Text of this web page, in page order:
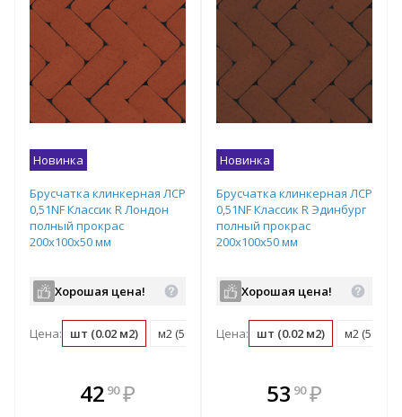
Новинка
Брусчатка клинкерная ЛСР
0,51NF Классик R Лондон
полный прокрас
200х100х50 мм
Хорошая цена!
Цена: шт (0.02 м2) м2 (50 шт) поддон (540 шт)
42 90 ₽
В комплекте
всегда выгоднее!
Новинка
Брусчатка клинкерная ЛСР
0,51NF Классик R Эдинбург
полный прокрас
200х100х50 мм
Хорошая цена!
Цена: шт (0.02 м2) м2 (50 шт)
В комплекте
всегда выгоднее!
53 90 ₽